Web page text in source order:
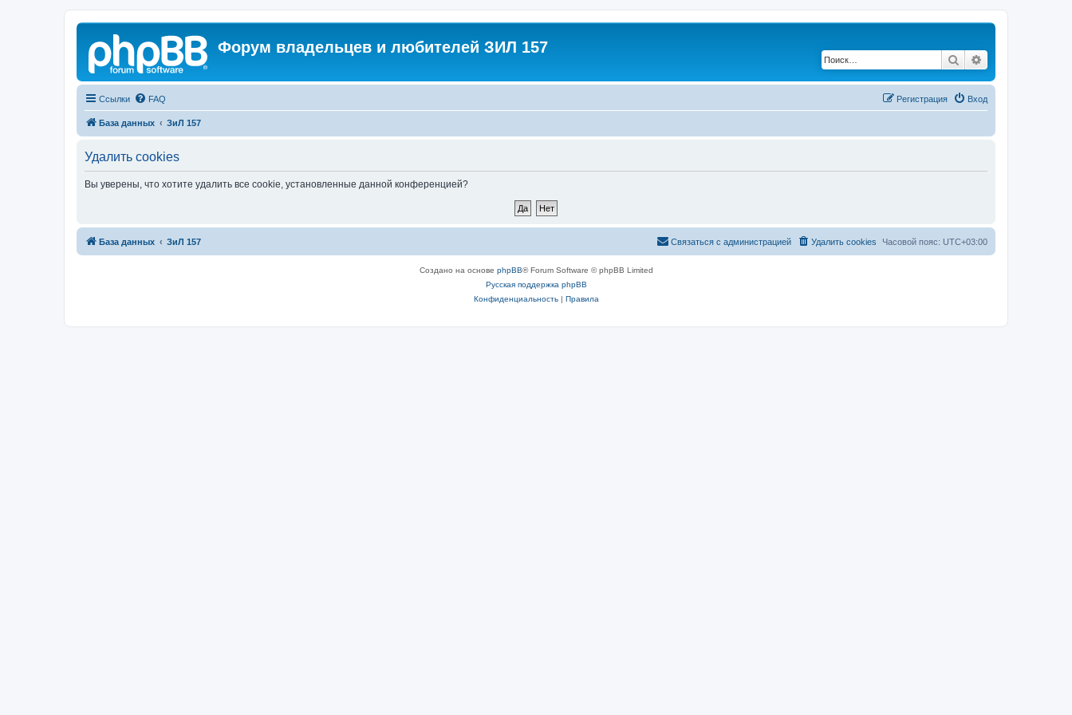
Форум владельцев и любителей ЗИЛ 157
Поиск
Ссылки FAQ Вход
Регистрация
База данных ЗиЛ 157
Удалить cookies
Вы уверены, что хотите удалить все cookie, установленные данной конференцией?
База данных ЗиЛ 157 Часовой пояс: UTC+03:00
Удалить cookies
Связаться с администрацией
Создано на основе phpBB® Forum Software © phpBB Limited
Русская поддержка phpBB
Конфиденциальность| Правила